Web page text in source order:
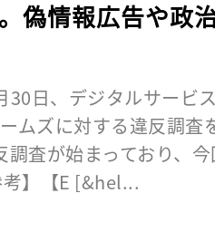
偽情報広告や政
日、デジタルサービ
ムズに対する違反調
調査が始まっており、
】【E [&hel...